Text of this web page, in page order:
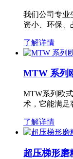
我们公司专业
资小、环保
了解详情
MTW 系列
MTW系列欧
术，它能满
了解详情
超压梯形磨